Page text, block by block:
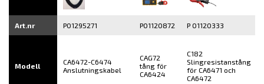
Art.nr P01295271 P01120872 P 01120333
Modell
CA6472-C6474
Anslutningskabel
CAG72
tång för
CA6424
C182
Slingresistanstång
för CA6471 och
CA6472